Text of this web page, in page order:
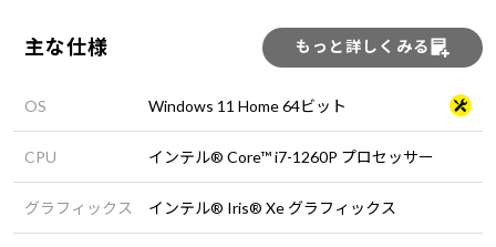
主な仕様 もっと詳しくみる
OS Windows 11 Home 64ビット
CPU インテル® Core™ i7-1260P プロセッサー
グラフィックス インテル® Iris® Xe グラフィックス